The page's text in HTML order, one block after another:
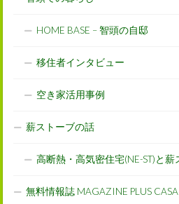
HOME BASE – 智頭の自邸
移住者インタビュー
空き家活用事例
薪ストーブの話
高断熱・高気密住宅(NE-ST)と
無料情報誌 MAGAZINE PLUS CASA